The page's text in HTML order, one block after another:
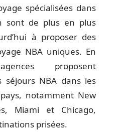
spécialisées dans
sont de plus en plus
à proposer des
NBA uniques. En
proposent
séjours NBA dans les
notamment New
Miami et Chicago,
prisées.